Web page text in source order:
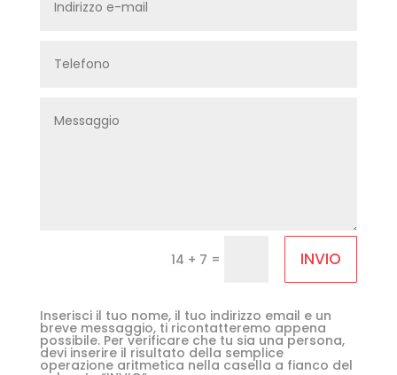
14 + 7 = INVIO
Inserisci il tuo nome, il tuo indirizzo email e un
breve messaggio, ti ricontatteremo appena
possibile. Per verificare che tu sia una persona,
devi inserire il risultato della semplice
operazione aritmetica nella casella a fianco del